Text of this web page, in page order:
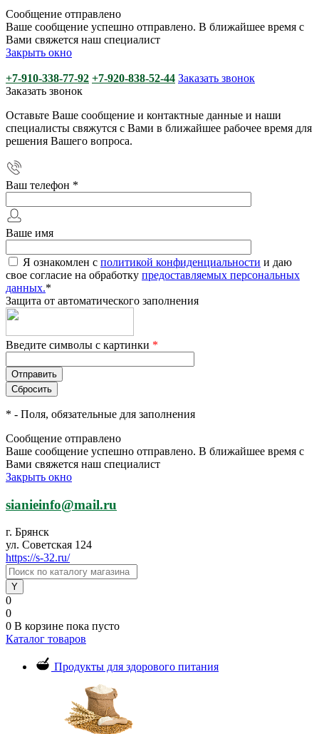
Сообщение отправлено
Ваше сообщение успешно отправлено. В ближайшее время с
Вами свяжется наш специалист
Закрыть окно
+7-910-338-77-92 +7-920-838-52-44 Заказать звонок
Заказать звонок
Оставьте Ваше сообщение и контактные данные и наши
специалисты свяжутся с Вами в ближайшее рабочее время для
решения Вашего вопроса.
Ваш телефон *
Ваше имя
Я ознакомлен с политикой конфиденциальности и даю
свое согласие на обработку предоставляемых персональных
данных.*
Защита от автоматического заполнения
Введите символы с картинки *
* - Поля, обязательные для заполнения
Сообщение отправлено
Ваше сообщение успешно отправлено. В ближайшее время с
Вами свяжется наш специалист
Закрыть окно
sianieinfo@mail.ru
г. Брянск
ул. Советская 124
https://s-32.ru/
0
0
0 В корзине пока пусто
Каталог товаров
Продукты для здорового питания